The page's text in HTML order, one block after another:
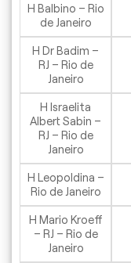
H Balbino – Rio
de Janeiro
H Dr Badim –
RJ – Rio de
Janeiro
H Israelita
Albert Sabin –
RJ – Rio de
Janeiro
H Leopoldina –
Rio de Janeiro
H Mario Kroeff
– RJ – Rio de
Janeiro